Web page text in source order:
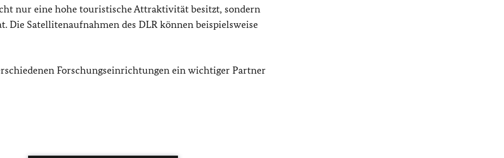
nur eine hohe touristische Attraktivität besitzt, sondern
Die Satellitenaufnahmen des DLR können beispielsweise
Forschungseinrichtungen ein wichtiger Partner